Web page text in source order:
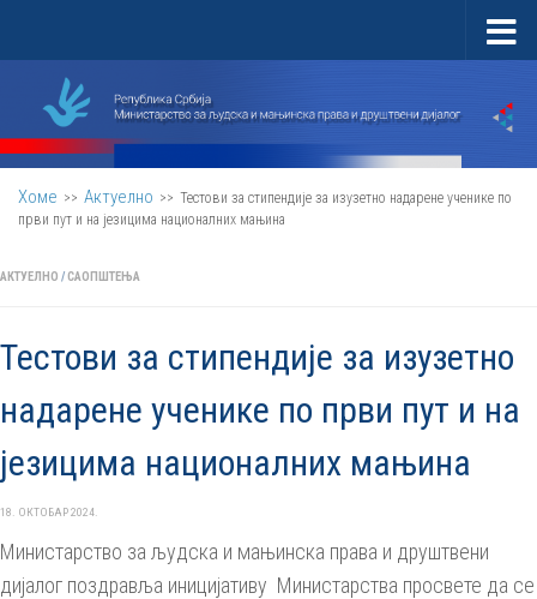
Хоме >> Актуелно >> Тестови за стипендије за изузетно надарене ученике по
први пут и на језицима националних мањина
АКТУЕЛНО /САОПШТЕЊА
Тестови за стипендије за изузетно
надарене ученике по први пут и на
језицима националних мањина
18. ОКТОБАР 2024.
Министарство за људска и мањинска права и друштвени
дијалог поздравља иницијативу Министарства просвете да се